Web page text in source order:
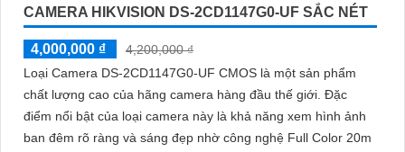
CAMERA HIKVISION DS-2CD1147G0-UF SẮC NÉT
4,000,000 ₫
4,200,000 ₫
Loại Camera DS-2CD1147G0-UF CMOS là một sản phẩm
chất lượng cao của hãng camera hàng đầu thế giới. Đặc
điểm nổi bật của loại camera này là khả năng xem hình ảnh
ban đêm rõ ràng và sáng đẹp nhờ công nghệ Full Color 20m